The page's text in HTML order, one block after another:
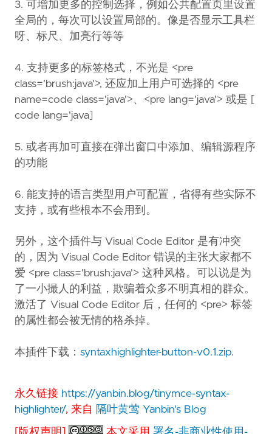
3. 可增加更多的控制选择，例如公共配置页里设置
全局的，每次可以设置局部的。像是否显示工具栏
呀、标尺、加亮行等等
4. 支持更多的标签格式，不光是 <pre
class='brush:java'>, 还应加上用户可选择的 <pre
name=code class='java'>、<pre lang='java'> 或是 [
code lang='java]
5. 或者再加可直接在弹出窗口中添加、编辑源程序
的功能
6. 能支持的语言类型用户可配置，省得有些实际不
支持，或有些根本不会用到。
另外，这个插件与 Visual Code Editor 是有冲突
的，因为 Visual Code Editor 错误的主张大家都不
爱 <pre class='brush:java'> 这种风格。可以说是为
了一小撮人的利益，欺骗着众多不明真相的群众。
激活了 Visual Code Editor 后，任何的 <pre> 标签
的属性都会被无情的格杀掉。
本插件下载： syntaxhighlighter-button-v0.1.zip.
永久链接 https://yanbin.blog/tinymce-syntax-
highlighter/, 来自 隔叶黄莺 Yanbin's Blog